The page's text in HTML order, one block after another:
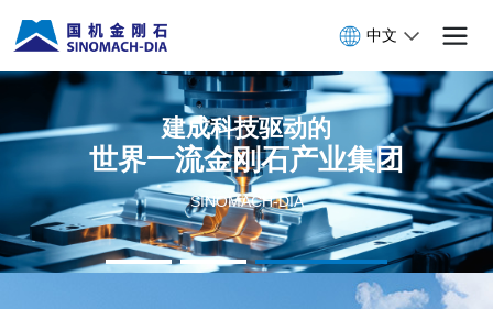
中文
建成科技驱动的
世界一流金刚石产业集团
SINOMACH-DIA